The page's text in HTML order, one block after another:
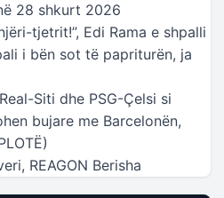
28 shkurt 2026
tjetrit!”, Edi Rama e shpalli
i bën sot të papriturën, ja
Siti dhe PSG-Çelsi si
bujare me Barcelonën,
REAGON Berisha